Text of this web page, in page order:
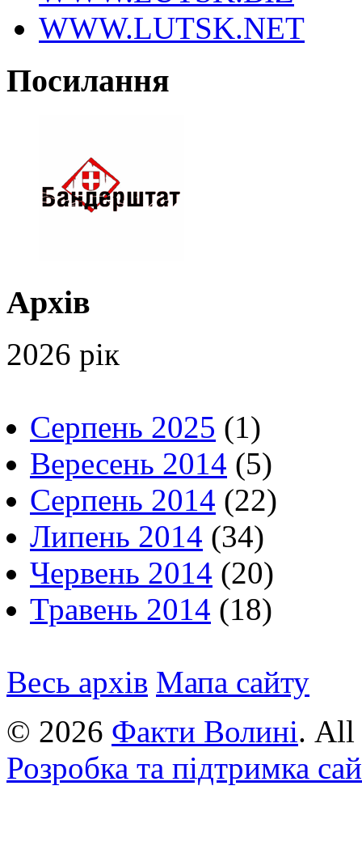
WWW.LUTSK.NET
Посилання
Архів
2026 рік
Серпень 2025 (1)
Вересень 2014 (5)
Серпень 2014 (22)
Липень 2014 (34)
Червень 2014 (20)
Травень 2014 (18)
Весь архів Мапа сайту
© 2026 Факти Волині. All
Розробка та підтримка